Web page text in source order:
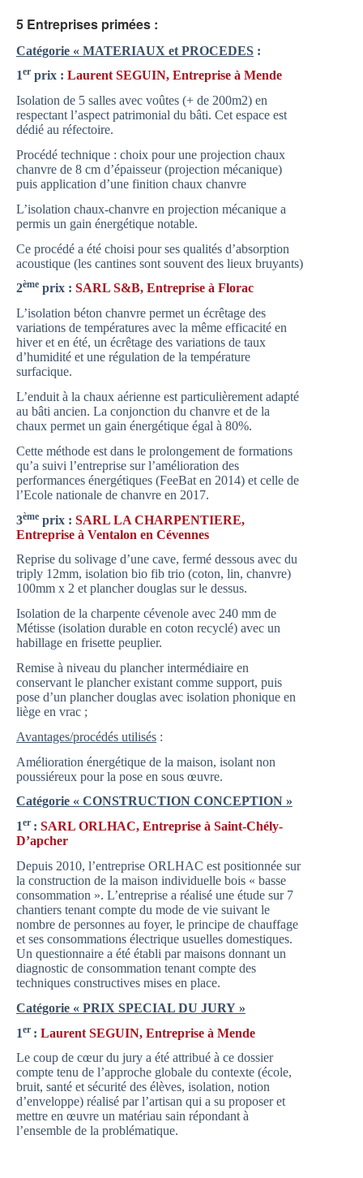
5 Entreprises primées :
Catégorie « MATERIAUX et PROCEDES :
1er prix : Laurent SEGUIN, Entreprise à Mende
Isolation de 5 salles avec voûtes (+ de 200m2) en
respectant l’aspect patrimonial du bâti. Cet espace est
dédié au réfectoire.
Procédé technique : choix pour une projection chaux
chanvre de 8 cm d’épaisseur (projection mécanique)
puis application d’une finition chaux chanvre
L’isolation chaux-chanvre en projection mécanique a
permis un gain énergétique notable.
Ce procédé a été choisi pour ses qualités d’absorption
acoustique (les cantines sont souvent des lieux bruyants)
2ème prix : SARL S&B, Entreprise à Florac
L’isolation béton chanvre permet un écrêtage des
variations de températures avec la même efficacité en
hiver et en été, un écrêtage des variations de taux
d’humidité et une régulation de la température
surfacique.
L’enduit à la chaux aérienne est particulièrement adapté
au bâti ancien. La conjonction du chanvre et de la
chaux permet un gain énergétique égal à 80%.
Cette méthode est dans le prolongement de formations
qu’a suivi l’entreprise sur l’amélioration des
performances énergétiques (FeeBat en 2014) et celle de
l’Ecole nationale de chanvre en 2017.
3ème prix : SARL LA CHARPENTIERE,
Entreprise à Ventalon en Cévennes
Reprise du solivage d’une cave, fermé dessous avec du
triply 12mm, isolation bio fib trio (coton, lin, chanvre)
100mm x 2 et plancher douglas sur le dessus.
Isolation de la charpente cévenole avec 240 mm de
Métisse (isolation durable en coton recyclé) avec un
habillage en frisette peuplier.
Remise à niveau du plancher intermédiaire en
conservant le plancher existant comme support, puis
pose d’un plancher douglas avec isolation phonique en
liège en vrac ;
Avantages/procédés utilisés :
Amélioration énergétique de la maison, isolant non
poussiéreux pour la pose en sous œuvre.
Catégorie « CONSTRUCTION CONCEPTION »
1er : SARL ORLHAC, Entreprise à Saint-Chély-
D’apcher
Depuis 2010, l’entreprise ORLHAC est positionnée sur
la construction de la maison individuelle bois « basse
consommation ». L’entreprise a réalisé une étude sur 7
chantiers tenant compte du mode de vie suivant le
nombre de personnes au foyer, le principe de chauffage
et ses consommations électrique usuelles domestiques.
Un questionnaire a été établi par maisons donnant un
diagnostic de consommation tenant compte des
techniques constructives mises en place.
Catégorie « PRIX SPECIAL DU JURY »
1er : Laurent SEGUIN, Entreprise à Mende
Le coup de cœur du jury a été attribué à ce dossier
compte tenu de l’approche globale du contexte (école,
bruit, santé et sécurité des élèves, isolation, notion
d’enveloppe) réalisé par l’artisan qui a su proposer et
mettre en œuvre un matériau sain répondant à
l’ensemble de la problématique.